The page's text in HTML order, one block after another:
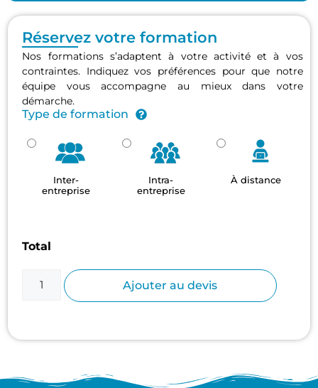
Réservez votre formation
Nos formations s’adaptent à votre activité et à vos
contraintes. Indiquez vos préférences pour que notre
équipe vous accompagne au mieux dans votre
démarche.
Type de formation
Inter-
entreprise
Intra-
entreprise
À distance
Total
Ajouter au devis